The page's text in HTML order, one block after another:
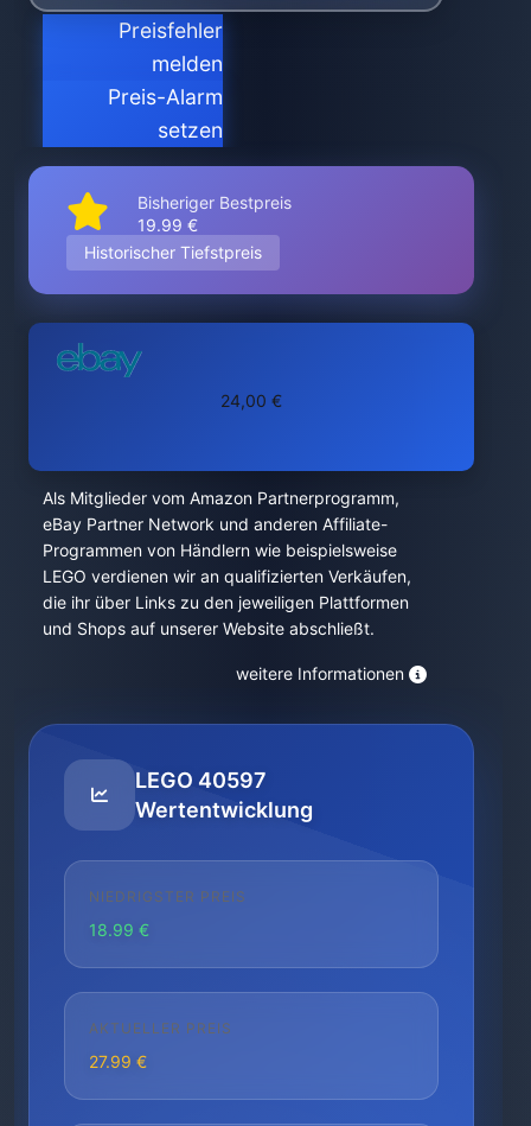
Preisfehler
melden
Preis-Alarm
setzen
Bisheriger Bestpreis
19.99 €
Historischer Tiefstpreis
24,00 €
Als Mitglieder vom Amazon Partnerprogramm,
eBay Partner Network und anderen Affiliate-
Programmen von Händlern wie beispielsweise
LEGO verdienen wir an qualifizierten Verkäufen,
die ihr über Links zu den jeweiligen Plattformen
und Shops auf unserer Website abschließt.
weitere Informationen
LEGO 40597
Wertentwicklung
NIEDRIGSTER PREIS
18.99 €
AKTUELLER PREIS
27.99 €